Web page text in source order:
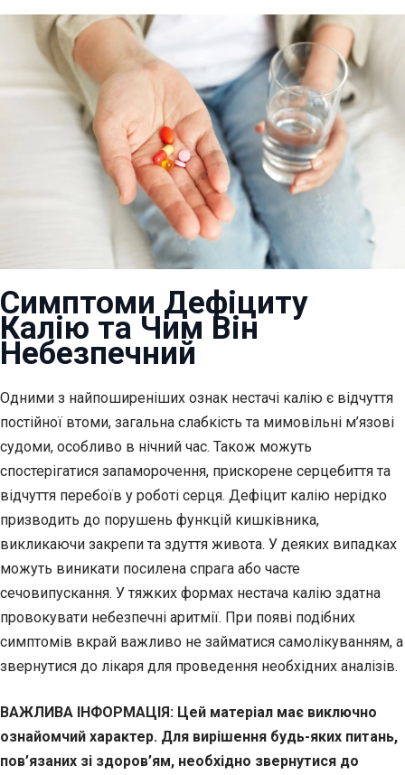
Симптоми Дефіциту
Калію та Чим Він
Небезпечний
Одними з найпоширеніших ознак нестачі калію є відчуття
постійної втоми, загальна слабкість та мимовільні м’язові
судоми, особливо в нічний час. Також можуть
спостерігатися запаморочення, прискорене серцебиття та
відчуття перебоїв у роботі серця. Дефіцит калію нерідко
призводить до порушень функцій кишківника,
викликаючи закрепи та здуття живота. У деяких випадках
можуть виникати посилена спрага або часте
сечовипускання. У тяжких формах нестача калію здатна
провокувати небезпечні аритмії. При появі подібних
симптомів вкрай важливо не займатися самолікуванням, а
звернутися до лікаря для проведення необхідних аналізів.
ВАЖЛИВА ІНФОРМАЦІЯ: Цей матеріал має виключно
ознайомчий характер. Для вирішення будь-яких питань,
пов’язаних зі здоров’ям, необхідно звернутися до